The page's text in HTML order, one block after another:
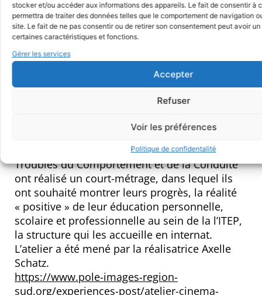
stocker et/ou accéder aux informations des appareils. Le fait de consentir à
permettra de traiter des données telles que le comportement de navigation
site. Le fait de ne pas consentir ou de retirer son consentement peut avoir
certaines caractéristiques et fonctions.
Gérer les services
Accepter
Refuser
Voir les préférences
Politique de confidentalité
Des lycéen.ne.s de Chinon (37) ont
expérimenté l’usage du téléphone portable
comme outil de création : à la fois comme
instrument de prise de vues et de son, mais
aussi comme support d’un regard sur soi. En
ressortent neuf journaux filmés, qui fabriquent
– De jeunes adolescent.e.s atteints de
Troubles du Comportement et de la Conduite
ont réalisé un court-métrage, dans lequel ils
ont souhaité montrer leurs progrès, la réalité
« positive » de leur éducation personnelle,
scolaire et professionnelle au sein de la l’ITEP,
la structure qui les accueille en internat.
L’atelier a été mené par la réalisatrice Axelle
Schatz.
https://www.pole-images-region-
sud.org/experiences-post/atelier-cinema-